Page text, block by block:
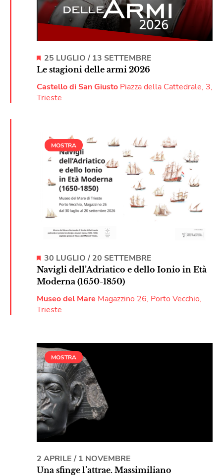
Le stagioni delle armi 2026
25 LUGLIO/13 SETTEMBRE
Castello di San Giusto Piazza della Cattedrale, 3,
Trieste
MOSTRA
Navigli dell’Adriatico e dello Ionio in Età
Moderna (1650-1850)
30 LUGLIO/20 SETTEMBRE
Museo del Mare Magazzino 26, Porto Vecchio,
Trieste
MOSTRA
Una sfinge l’attrae. Massimiliano
2 APRILE/1 NOVEMBRE